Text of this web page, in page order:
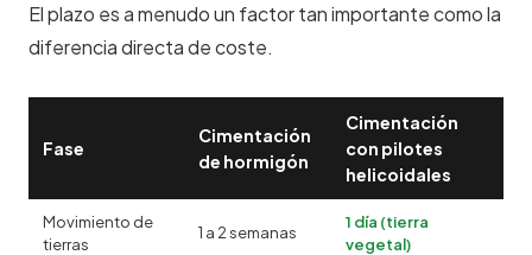
El plazo es a menudo un factor tan importante como la
diferencia directa de coste.
Fase
Cimentación
de hormigón
Cimentación
con pilotes
helicoidales
Movimiento de
tierras
1 a 2 semanas
1 día (tierra
vegetal)